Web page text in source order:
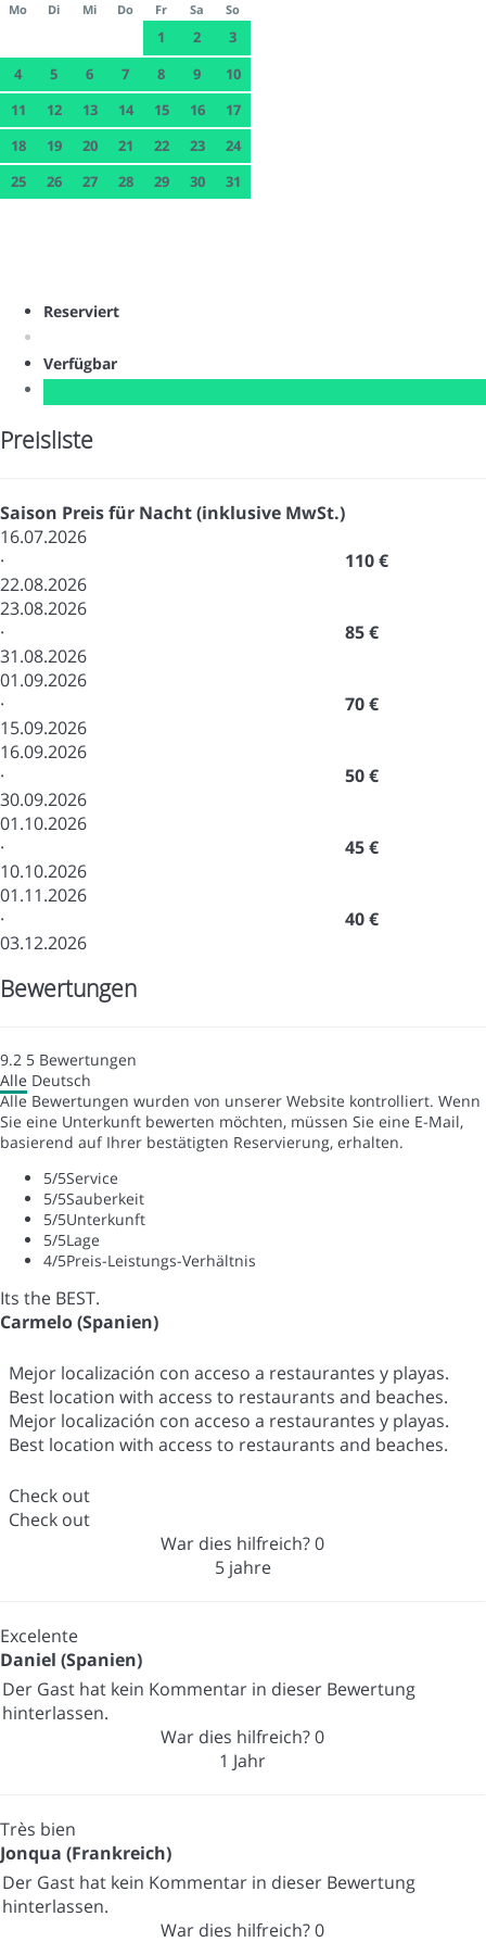
Mo Di Mi Do Fr Sa So
1 2
3
4
5 6 7 8 9
10
11
12 13 14 15 16
17
18
19 20 21 22 23
24
25
26 27 28 29 30 31
Reserviert
Verfügbar
Preisliste
Saison Preis für Nacht (inklusive MwSt.)
16.07.2026
·
22.08.2026
110 €
23.08.2026
·
31.08.2026
85 €
01.09.2026
·
15.09.2026
70 €
16.09.2026
·
30.09.2026
50 €
01.10.2026
·
10.10.2026
45 €
01.11.2026
·
03.12.2026
40 €
Bewertungen
9.2 5 Bewertungen
Alle Deutsch
Alle Bewertungen wurden von unserer Website kontrolliert. Wenn
Sie eine Unterkunft bewerten möchten, müssen Sie eine E-Mail,
basierend auf Ihrer bestätigten Reservierung, erhalten.
5/5Service
5/5Sauberkeit
5/5Unterkunft
5/5Lage
4/5Preis-Leistungs-Verhältnis
Its the BEST.
Carmelo (Spanien)
Mejor localización con acceso a restaurantes y playas.
Best location with access to restaurants and beaches.
Mejor localización con acceso a restaurantes y playas.
Best location with access to restaurants and beaches.
Check out
Check out
War dies hilfreich?0
5 jahre
Excelente
Daniel (Spanien)
Der Gast hat kein Kommentar in dieser Bewertung
hinterlassen.
War dies hilfreich?0
1 Jahr
Très bien
Jonqua (Frankreich)
Der Gast hat kein Kommentar in dieser Bewertung
hinterlassen.
War dies hilfreich?0